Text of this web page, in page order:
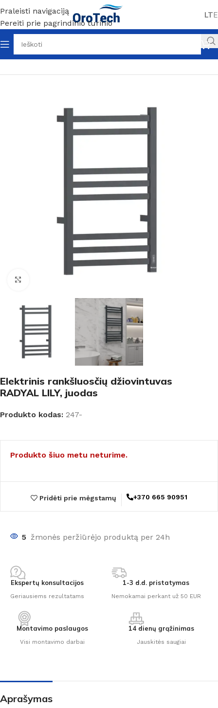
Praleisti navigaciją
Pereiti prie pagrindinio turinio
LT
Pradžia Be kategorijos
Elektrinis rankšluosčių džiovintuvas
RADYAL LILY, juodas
Produkto kodas: 247-
Produkto šiuo metu neturime.
Pridėti prie mėgstamų +370 665 90951
5 žmonės peržiūrėjo produktą per 24h
Ekspertų konsultacijos
Geriausiems rezultatams
1-3 d.d. pristatymas
Nemokamai perkant už 50 EUR
Montavimo paslaugos
Visi montavimo darbai
14 dienų grąžinimas
Jauskitės saugiai
Aprašymas